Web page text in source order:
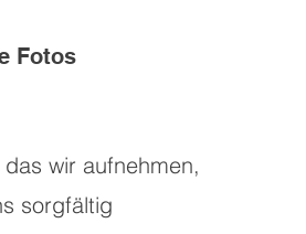
Fotos
wir aufnehmen,
sorgfältig